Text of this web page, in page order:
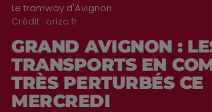
Le tramway d'Avignon
Crédit : orizo.fr
GRAND AVIGNON :
TRANSPORTS EN
TRÈS PERTURBÉS CE
MERCREDI